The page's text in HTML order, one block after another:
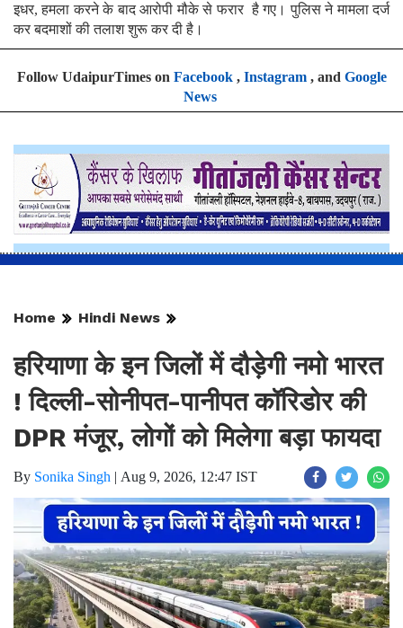
इधर, हमला करने के बाद आरोपी मौके से फरार है गए। पुलिस ने मामला दर्ज
कर बदमाशों की तलाश शुरू कर दी है ।
Follow UdaipurTimes on Facebook, Instagram, and Google
News
Home Hindi News
हरियाणा के इन जिलों में दौड़ेगी नमो भारत
! दिल्ली-सोनीपत-पानीपत कॉरिडोर की
DPR मंजूर, लोगों को मिलेगा बड़ा फायदा
By Sonika Singh | Aug 9, 2026, 12:47 IST